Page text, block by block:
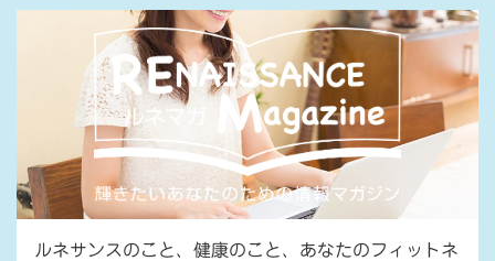
ルネサンスのこと、健康のこと、あなたのフィットネ